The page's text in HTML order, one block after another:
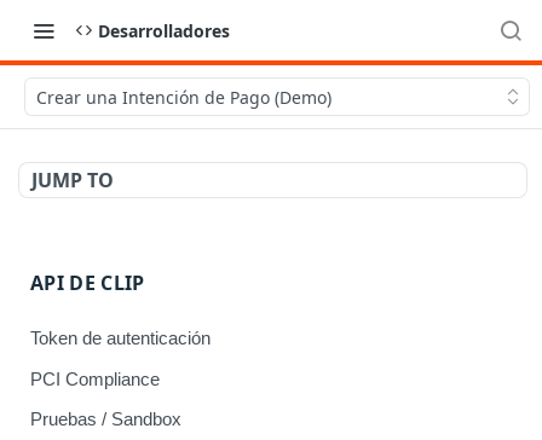
Desarrolladores
Crear una Intención de Pago (Demo)
JUMP TO
API DE CLIP
Token de autenticación
PCI Compliance
Pruebas / Sandbox